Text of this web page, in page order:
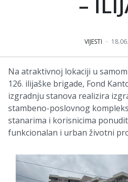
VIJESTI
Na atraktivnoj lokaciji u
126. ilijaške brigade, Fond
izgradnju stanova realizira
stambeno-poslovnog
stanarima i korisnicima
funkcionalan i urban životni